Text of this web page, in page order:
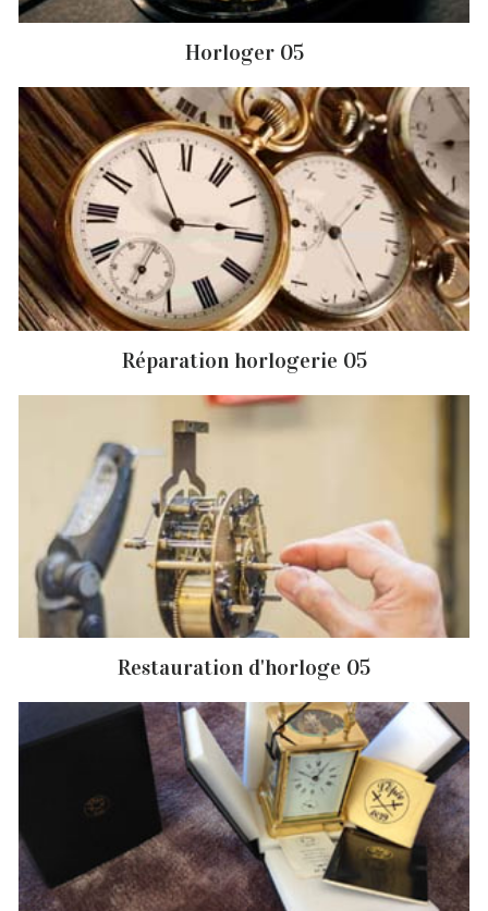
Horloger 05
Réparation horlogerie 05
Restauration d'horloge 05